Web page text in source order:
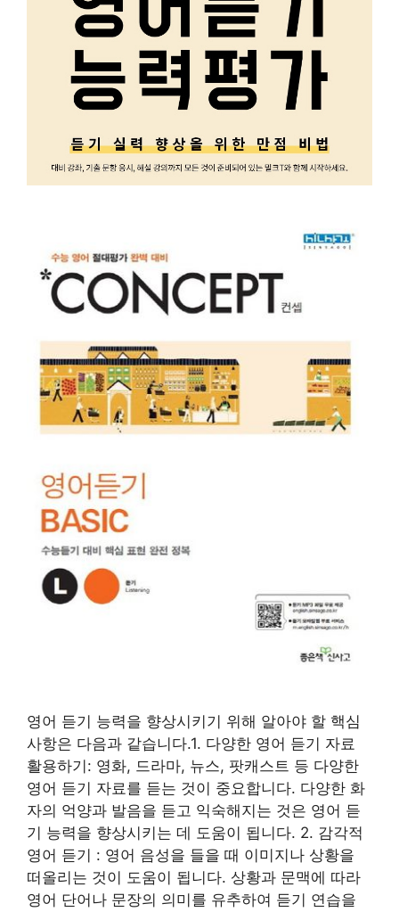
영어 듣기 능력을 향상시키기 위해 알아야 할 핵심
사항은 다음과 같습니다.1. 다양한 영어 듣기 자료
활용하기: 영화, 드라마, 뉴스, 팟캐스트 등 다양한
영어 듣기 자료를 듣는 것이 중요합니다. 다양한 화
자의 억양과 발음을 듣고 익숙해지는 것은 영어 듣
기 능력을 향상시키는 데 도움이 됩니다. 2. 감각적
영어 듣기 : 영어 음성을 들을 때 이미지나 상황을
떠올리는 것이 도움이 됩니다. 상황과 문맥에 따라
영어 단어나 문장의 의미를 유추하여 듣기 연습을